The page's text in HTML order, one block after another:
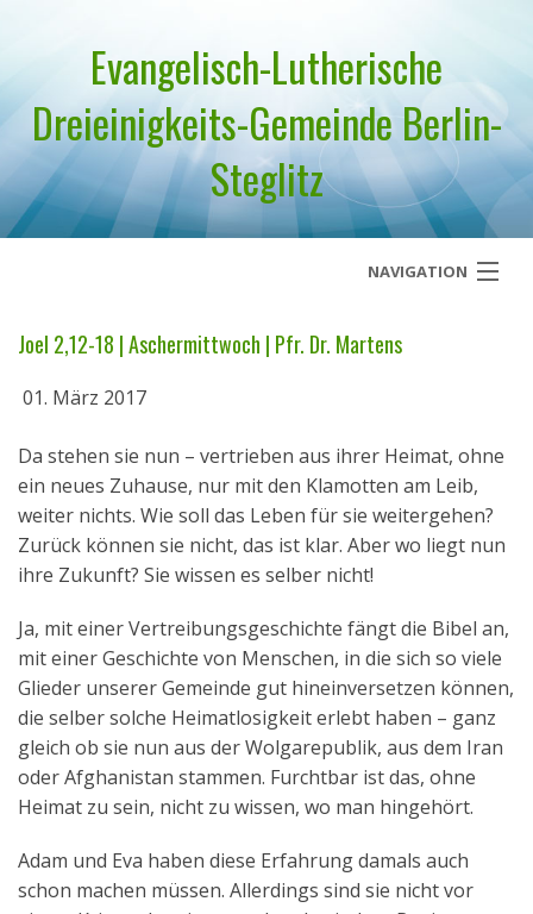
Evangelisch-Lutherische
Dreieinigkeits-Gemeinde Berlin-
Steglitz
NAVIGATION
Über uns
Geistliches Wort
Termine
Aktuelles
English
Joel 2,12-18 | Aschermittwoch | Pfr. Dr. Martens
01. März 2017
Da stehen sie nun – vertrieben aus ihrer Heimat, ohne
ein neues Zuhause, nur mit den Klamotten am Leib,
weiter nichts. Wie soll das Leben für sie weitergehen?
Zurück können sie nicht, das ist klar. Aber wo liegt nun
ihre Zukunft? Sie wissen es selber nicht!
Ja, mit einer Vertreibungsgeschichte fängt die Bibel an,
mit einer Geschichte von Menschen, in die sich so viele
Glieder unserer Gemeinde gut hineinversetzen können,
die selber solche Heimatlosigkeit erlebt haben – ganz
gleich ob sie nun aus der Wolgarepublik, aus dem Iran
oder Afghanistan stammen. Furchtbar ist das, ohne
Heimat zu sein, nicht zu wissen, wo man hingehört.
Adam und Eva haben diese Erfahrung damals auch
schon machen müssen. Allerdings sind sie nicht vor